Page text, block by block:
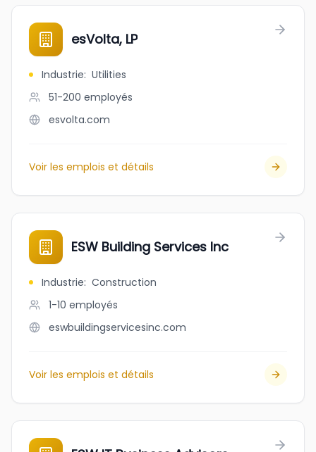
esVolta, LP
Industrie: Utilities
51-200 employés
esvolta.com
Voir les emplois et détails
ESW Building Services Inc
Industrie: Construction
1-10 employés
eswbuildingservicesinc.com
Voir les emplois et détails